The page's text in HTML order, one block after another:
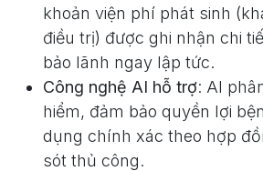
khoản viện phí phát sinh
điều trị) được ghi nhận chi
bảo lãnh ngay lập tức.
Công nghệ AI hỗ trợ: AI
hiểm, đảm bảo quyền lợi
dụng chính xác theo hợp
sót thủ công.